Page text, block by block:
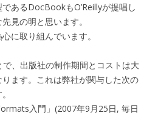
あるDocBookもO’Reillyが提唱し
見の明と思います。
に取り組んでいます。
、出版社の制作期間とコストは大
ます。これは弊社が関与した次の
入門」(2007年9月25日, 毎日